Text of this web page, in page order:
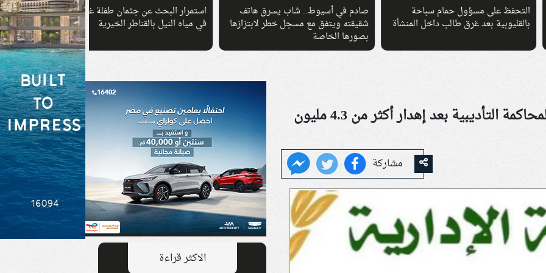
على مسؤول حمام سباحة
بعد غرق طالب داخل المنشأة
صادم في أسيوط.. شاب يسرق هاتف
شقيقته ويتفق مع مسجل خطر لابتزازها
بصورها الخاصة
استمرار البحث عن جثمان طفلة غرقت
في مياه النيل بالقناطر الخيرية
الداخلية تكشف
وتضبط المتهم في
إحالة مسؤولين بـ«محلية طهطا» للمحاكمة التأديبية بعد إهدار أكثر من 4.3 مليون
مشاركة
الاكثر قراءة